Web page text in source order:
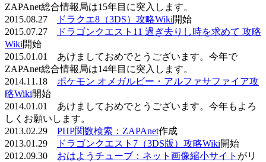
ZAPAnet総合情報局は15年目に突入します。
2015.08.27
ドラクエ8（3DS）攻略Wiki開始
2015.07.27
ドラゴンクエスト11 過ぎ去りし時を求めて 攻略
Wiki開始
2015.01.01 あけましておめでとうございます。今年で
ZAPAnet総合情報局は14年目に突入します。
2014.11.18 ポケモン オメガルビー・アルファサファイア攻
略Wiki開始
2014.01.01 あけましておめでとうございます。今年もよろ
しくお願いします。
2013.02.29 PHP関数検索：ZAPAnet作成
2013.01.29
ドラゴンクエスト7（3DS版）攻略Wiki開始
2012.09.30 おはようチューブ：ネット画像縮小サイト がリ